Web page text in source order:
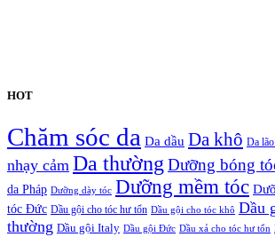
HOT
Chăm sóc da Da dầu Da khô Da
nhạy cảm Da thường Dưỡng bóng
da Pháp Dưỡng dày tóc Dưỡng mềm tóc
tóc Đức
Dầu gội cho tóc hư tổn Dầu gội cho tóc khô Dầu
thường Dầu gội Italy Dầu gội Đức Dầu xả cho tóc hư tổn